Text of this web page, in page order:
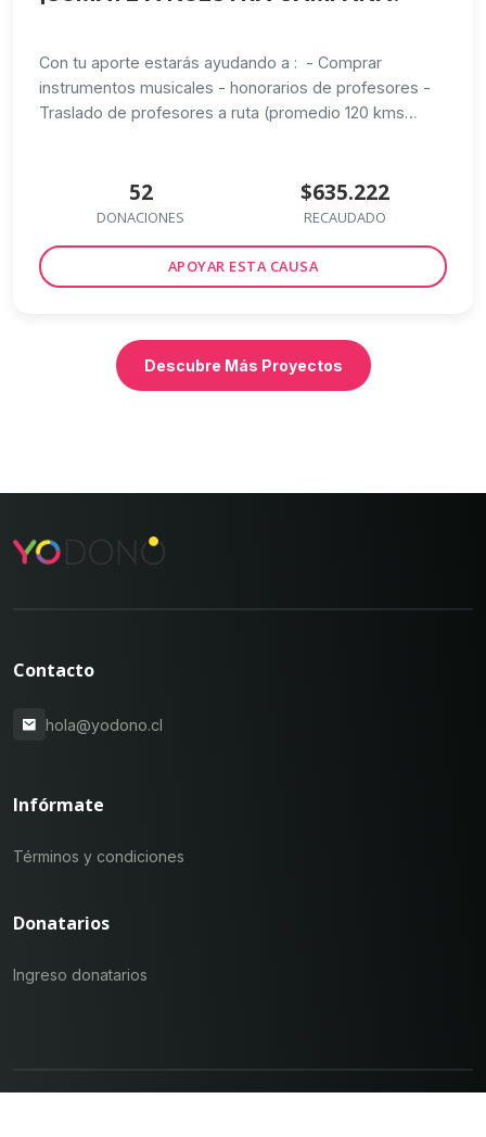
Con tu aporte estarás ayudando a : - Comprar
instrumentos musicales - honorarios de profesores -
Traslado de profesores a ruta (promedio 120 kms
52
DONACIONES
$635.222
RECAUDADO
APOYAR ESTA CAUSA
Descubre Más Proyectos
Contacto
hola@yodono.cl
Infórmate
Términos y condiciones
Donatarios
Ingreso donatarios